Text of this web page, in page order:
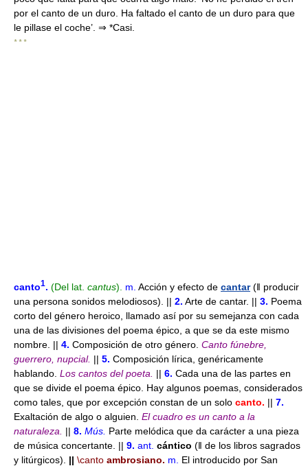
por el canto de un duro. Ha faltado el canto de un duro para que
le pillase el coche’. ⇒ *Casi.
* * *
canto1. (Del lat. cantus). m. Acción y efecto de cantar(ǁ producir
una persona sonidos melodiosos). || 2. Arte de cantar. || 3. Poema
corto del género heroico, llamado así por su semejanza con cada
una de las divisiones del poema épico, a que se da este mismo
nombre. || 4. Composición de otro género. Canto fúnebre,
guerrero, nupcial. || 5. Composición lírica, genéricamente
hablando. Los cantos del poeta. || 6. Cada una de las partes en
que se divide el poema épico. Hay algunos poemas, considerados
como tales, que por excepción constan de un solo canto. || 7.
Exaltación de algo o alguien. El cuadro es un canto a la
naturaleza.
|| 8. Mús. Parte melódica que da carácter a una pieza
de música concertante. || 9. ant. cántico (ǁ de los libros sagrados
y litúrgicos). || \canto ambrosiano. m.
El introducido por San